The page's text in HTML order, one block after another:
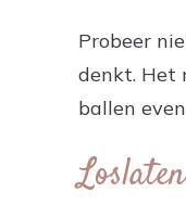
Probeer
denkt. Het
ballen
Loslaten